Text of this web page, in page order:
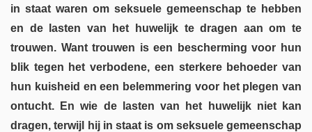
in staat waren om seksuele gemeenschap te hebben
en de lasten van het huwelijk te dragen aan om te
trouwen. Want trouwen is een bescherming voor hun
blik tegen het verbodene, een sterkere behoeder van
hun kuisheid en een belemmering voor het plegen van
ontucht. En wie de lasten van het huwelijk niet kan
dragen, terwijl hij in staat is om seksuele gemeenschap